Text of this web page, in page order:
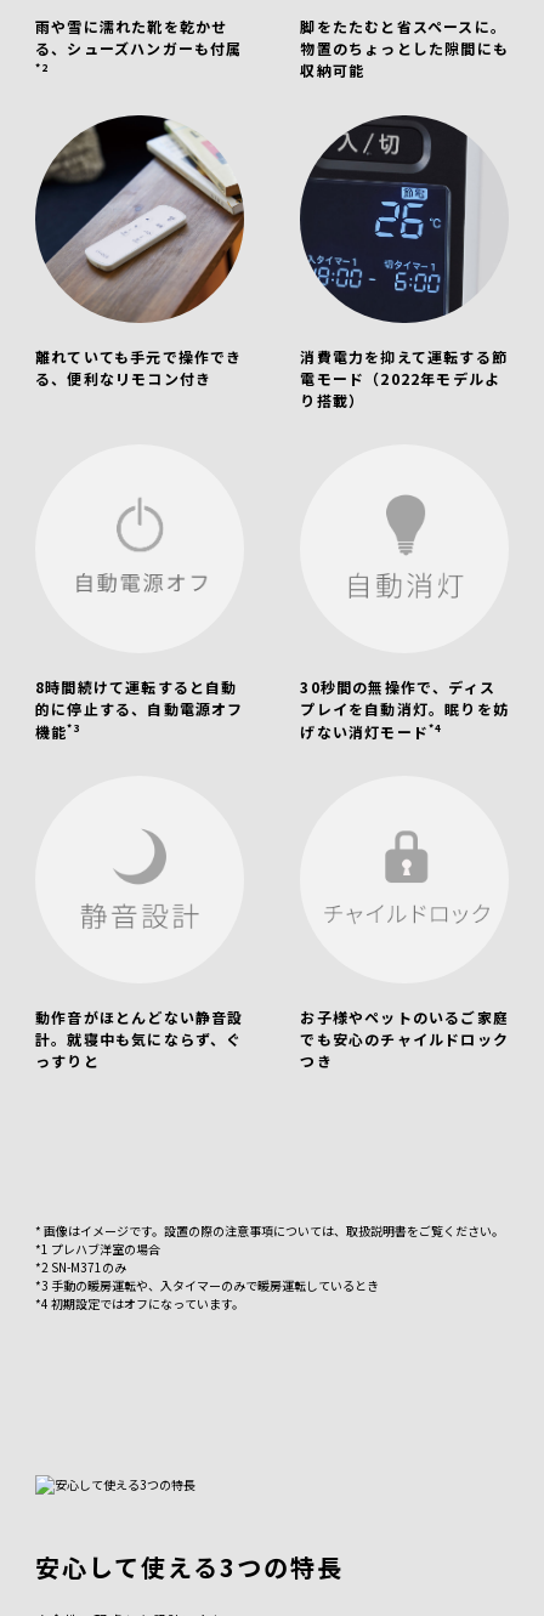
雨や雪に濡れた靴を乾かせ
る、シューズハンガーも付属
*2
脚をたたむと省スペースに。
物置のちょっとした隙間にも
収納可能
離れていても手元で操作でき
る、便利なリモコン付き
消費電力を抑えて運転する節
電モード（2022年モデルよ
り搭載）
8時間続けて運転すると自動
的に停止する、自動電源オフ
機能*3
30秒間の無操作で、ディス
プレイを自動消灯。眠りを妨
げない消灯モード*4
動作音がほとんどない静音設
計。就寝中も気にならず、ぐ
っすりと
お子様やペットのいるご家庭
でも安心のチャイルドロック
つき
* 画像はイメージです。設置の際の注意事項については、取扱説明書をご覧ください。
*1 プレハブ洋室の場合
*2 SN-M371のみ
*3 手動の暖房運転や、入タイマーのみで暖房運転しているとき
*4 初期設定ではオフになっています。
安心して使える3つの特長